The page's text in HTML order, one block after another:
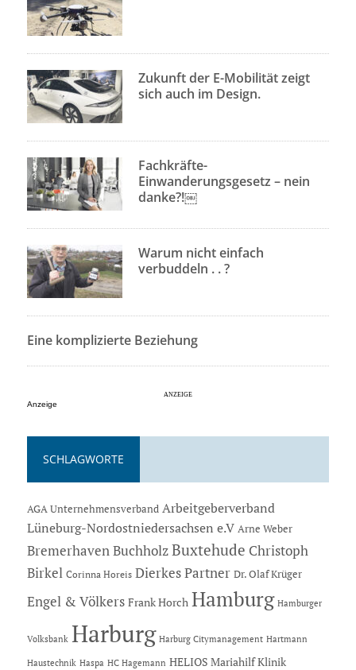
Zukunft der E-Mobilität zeigt
sich auch im Design.
Fachkräfte-
Einwanderungsgesetz – nein
danke?!￼
Warum nicht einfach
verbuddeln . . ?
Eine komplizierte Beziehung
Anzeige
SCHLAGWORTE
AGA Unternehmensverband Arbeitgeberverband
Lüneburg-Nordostniedersachsen e.V Arne Weber
Bremerhaven Buchholz Buxtehude Christoph
Birkel Corinna Horeis Dierkes Partner Dr. Olaf Krüger
Engel & Völkers Frank Horch Hamburg Hamburger
Volksbank Harburg Harburg Citymanagement Hartmann
Haustechnik Haspa HC Hagemann HELIOS Mariahilf Klinik